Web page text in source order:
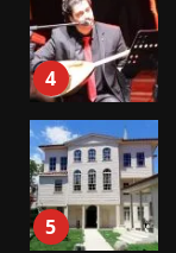
5
6